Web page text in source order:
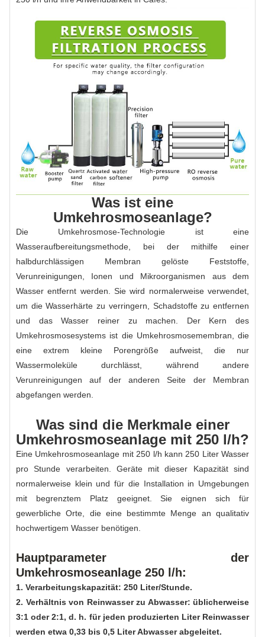
Was ist eine
Umkehrosmoseanlage?
Die Umkehrosmose-Technologie ist eine
Wasseraufbereitungsmethode, bei der mithilfe einer
halbdurchlässigen Membran gelöste Feststoffe,
Verunreinigungen, Ionen und Mikroorganismen aus dem
Wasser entfernt werden. Sie wird normalerweise verwendet,
um die Wasserhärte zu verringern, Schadstoffe zu entfernen
und das Wasser reiner zu machen. Der Kern des
Umkehrosmosesystems ist die Umkehrosmosemembran, die
eine extrem kleine Porengröße aufweist, die nur
Wassermoleküle durchlässt, während andere
Verunreinigungen auf der anderen Seite der Membran
abgefangen werden.
Was sind die Merkmale einer
Umkehrosmoseanlage mit 250 l/h?
Eine Umkehrosmoseanlage mit 250 l/h kann 250 Liter Wasser
pro Stunde verarbeiten. Geräte mit dieser Kapazität sind
normalerweise klein und für die Installation in Umgebungen
mit begrenztem Platz geeignet. Sie eignen sich für
gewerbliche Orte, die eine bestimmte Menge an qualitativ
hochwertigem Wasser benötigen.
Hauptparameter der
Umkehrosmoseanlage 250 l/h:
1. Verarbeitungskapazität: 250 Liter/Stunde.
2. Verhältnis von Reinwasser zu Abwasser: üblicherweise
3:1 oder 2:1, d. h. für jeden produzierten Liter Reinwasser
werden etwa 0,33 bis 0,5 Liter Abwasser abgeleitet.